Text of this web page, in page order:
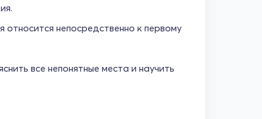
непосредственно к первому
все непонятные места и научить